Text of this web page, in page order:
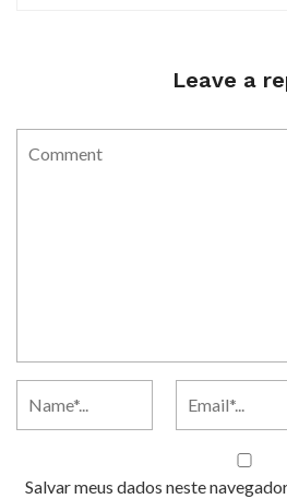
Leave a
Salvar meus dados neste